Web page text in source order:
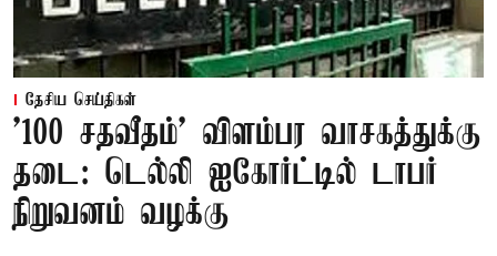
தேசிய செய்திகள்
'100 சதவீதம்' விளம்பர வாசகத்துக்கு
தடை: டெல்லி ஐகோர்ட்டில் டாபர்
நிறுவனம் வழக்கு